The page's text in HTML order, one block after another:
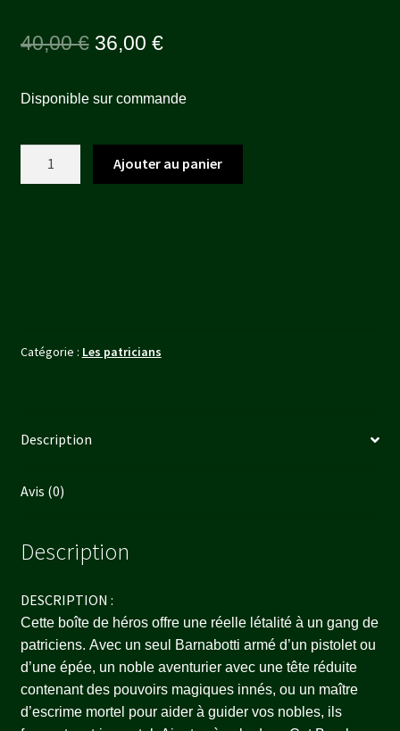
40,00€ Le
initial
40,00 €.
36,00 €Le
actuel
36,00 €.
Disponible sur commande
Ajouter au panier
Catégorie : Les patricians
Description
Avis (0)
Description
DESCRIPTION :
Cette boîte de héros offre une réelle létalité à un gang de
patriciens. Avec un seul Barnabotti armé d’un pistolet ou
d’une épée, un noble aventurier avec une tête réduite
contenant des pouvoirs magiques innés, ou un maître
d’escrime mortel pour aider à guider vos nobles, ils